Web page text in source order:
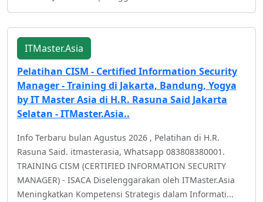
ITMaster.Asia
Pelatihan CISM - Certified Information Security
Manager - Training di Jakarta, Bandung, Yogya
by IT Master Asia di H.R. Rasuna Said Jakarta
Selatan - ITMaster.Asia..
Info Terbaru bulan Agustus 2026 , Pelatihan di H.R.
Rasuna Said. itmasterasia, Whatsapp 083808380001.
TRAINING CISM (CERTIFIED INFORMATION SECURITY
MANAGER) - ISACA Diselenggarakan oleh ITMaster.Asia
Meningkatkan Kompetensi Strategis dalam Informati...